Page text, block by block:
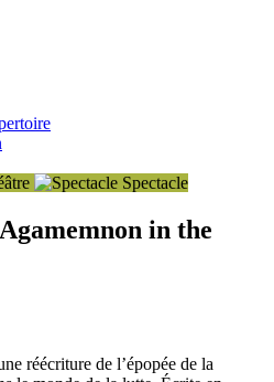
Spectacle
in the
réécriture de l’épopée de la